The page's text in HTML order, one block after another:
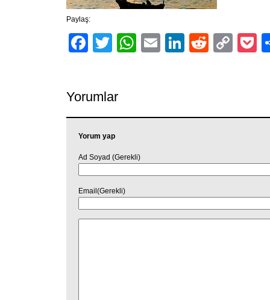
Paylaş:
Facebook
TwitterWhatsApp
EmailLinkedIn
Reddit
Yorumlar
Yorum yap
Ad Soyad (Gerekli)
Email(Gerekli)